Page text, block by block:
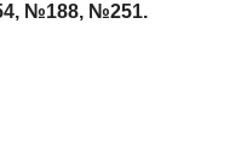
№188, №251.